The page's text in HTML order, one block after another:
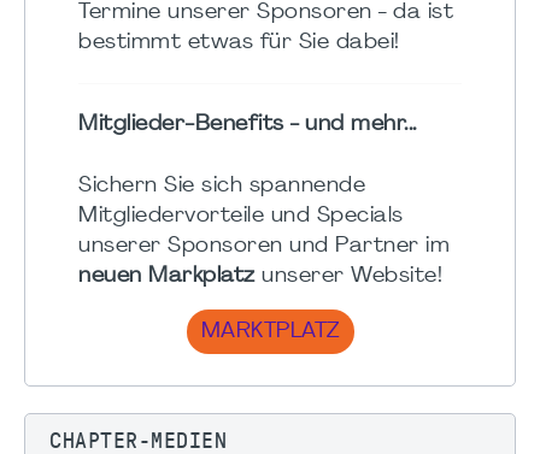
Termine unserer Sponsoren - da ist
bestimmt etwas für Sie dabei!
Mitglieder-Benefits - und mehr...
Sichern Sie sich spannende
Mitgliedervorteile und Specials
unserer Sponsoren und Partner im
neuen Markplatzunserer Website!
MARKTPLATZ
CHAPTER-MEDIEN